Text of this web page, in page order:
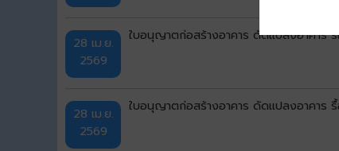
28 เม.ย.
2569
ใบอนุญาตก่อสร้างอาคาร ดัดแปลงอาคาร
28 เม.ย.
2569
ใบอนุญาตก่อสร้างอาคาร ดัดแปลงอาคาร